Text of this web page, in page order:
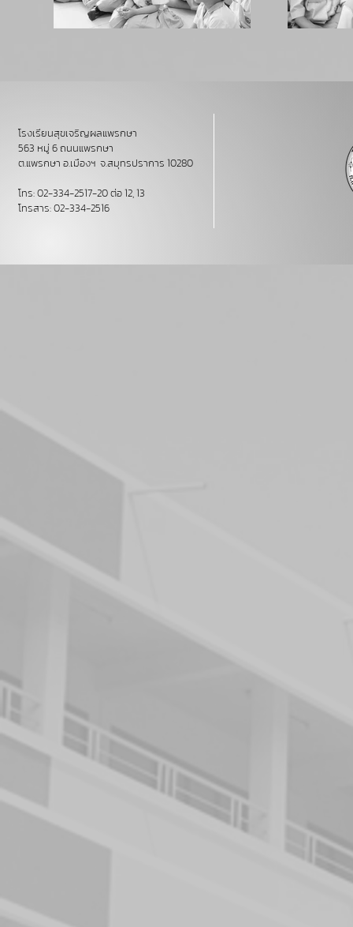
โรงเรียนสุขเจริญผลแพรกษา
563 หมู่ 6 ถนนแพรกษา
ต.แพรกษา อ.เมืองฯ จ.สมุทรปราการ 10280
โทร: 02-334-2517-20 ต่อ 12, 13
โทรสาร: 02-334-2516